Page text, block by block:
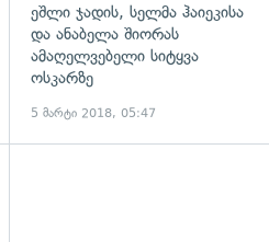
ეშლი ჯადის, სელმა ჰაიეკისა
და ანაბელა შიორას
ამაღელვებელი სიტყვა
ოსკარზე
5 მარტი 2018, 05:47